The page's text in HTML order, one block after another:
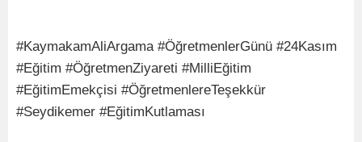
#KaymakamAliArgama #ÖğretmenlerGünü #24Kasım
#Eğitim #ÖğretmenZiyareti #MilliEğitim
#EğitimEmekçisi #ÖğretmenlereTeşekkür
#Seydikemer #EğitimKutlaması